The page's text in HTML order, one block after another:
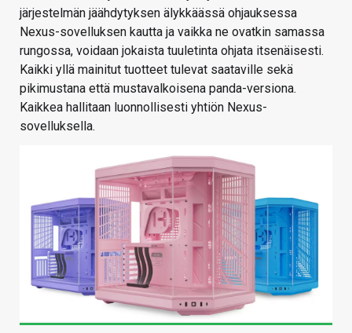
järjestelmän jäähdytyksen älykkäässä ohjauksessa
Nexus-sovelluksen kautta ja vaikka ne ovatkin samassa
rungossa, voidaan jokaista tuuletinta ohjata itsenäisesti.
Kaikki yllä mainitut tuotteet tulevat saataville sekä
pikimustana että mustavalkoisena panda-versiona.
Kaikkea hallitaan luonnollisesti yhtiön Nexus-
sovelluksella.